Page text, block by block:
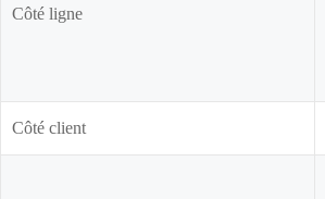
Côté ligne
Côté client